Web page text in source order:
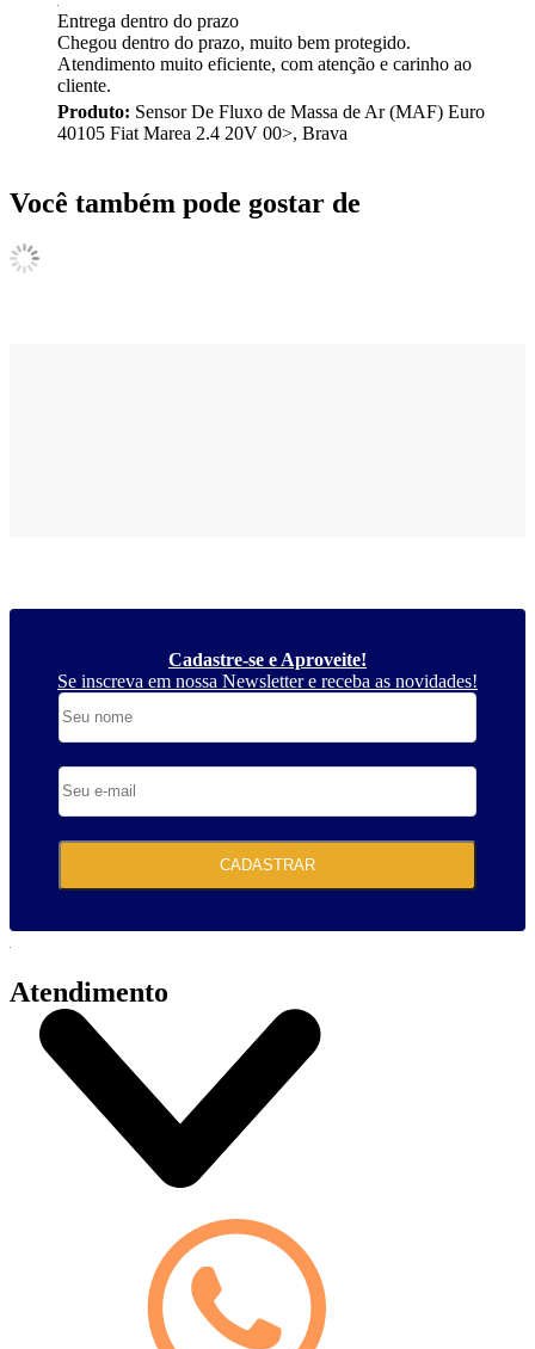
Entrega dentro do prazo
Chegou dentro do prazo, muito bem protegido.
Atendimento muito eficiente, com atenção e carinho ao
cliente.
Produto: Sensor De Fluxo de Massa de Ar (MAF) Euro
40105 Fiat Marea 2.4 20V 00>, Brava
Você também pode gostar de
Cadastre-se e Aproveite!
Se inscreva em nossa Newsletter e receba as novidades!
CADASTRAR
Atendimento